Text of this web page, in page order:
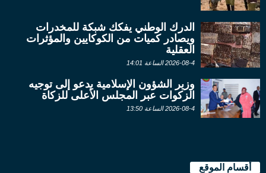
الدرك الوطني يفكك شبكة للمخدرات
ويصادر كميات من الكوكايين والمؤثرات
العقلية
2026-08-4 الساعة 14:01
وزير الشؤون الإسلامية يدعو إلى توجيه
الزكوات عبر المجلس الأعلى للزكاة
2026-08-4 الساعة 13:50
أقسام الموقع